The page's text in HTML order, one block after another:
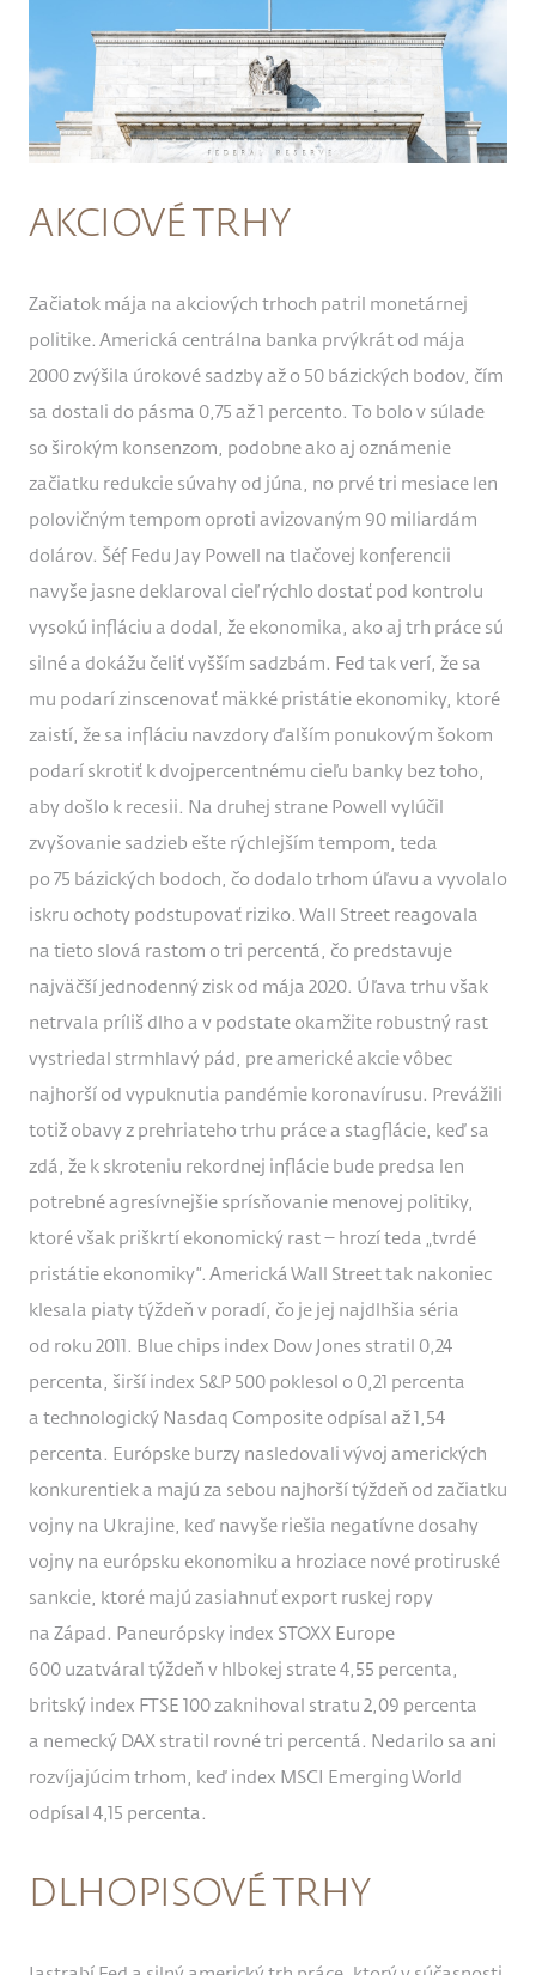
AKCIOVÉ TRHY
Začiatok mája na akciových trhoch patril monetárnej
politike. Americká centrálna banka prvýkrát od mája
2000 zvýšila úrokové sadzby až o 50 bázických bodov, čím
sa dostali do pásma 0,75 až 1 percento. To bolo v súlade
so širokým konsenzom, podobne ako aj oznámenie
začiatku redukcie súvahy od júna, no prvé tri mesiace len
polovičným tempom oproti avizovaným 90 miliardám
dolárov. Šéf Fedu Jay Powell na tlačovej konferencii
navyše jasne deklaroval cieľ rýchlo dostať pod kontrolu
vysokú infláciu a dodal, že ekonomika, ako aj trh práce sú
silné a dokážu čeliť vyšším sadzbám. Fed tak verí, že sa
mu podarí zinscenovať mäkké pristátie ekonomiky, ktoré
zaistí, že sa infláciu navzdory ďalším ponukovým šokom
podarí skrotiť k dvojpercentnému cieľu banky bez toho,
aby došlo k recesii. Na druhej strane Powell vylúčil
zvyšovanie sadzieb ešte rýchlejším tempom, teda
po 75 bázických bodoch, čo dodalo trhom úľavu a vyvolalo
iskru ochoty podstupovať riziko. Wall Street reagovala
na tieto slová rastom o tri percentá, čo predstavuje
najväčší jednodenný zisk od mája 2020. Úľava trhu však
netrvala príliš dlho a v podstate okamžite robustný rast
vystriedal strmhlavý pád, pre americké akcie vôbec
najhorší od vypuknutia pandémie koronavírusu. Prevážili
totiž obavy z prehriateho trhu práce a stagflácie, keď sa
zdá, že k skroteniu rekordnej inflácie bude predsa len
potrebné agresívnejšie sprísňovanie menovej politiky,
ktoré však priškrtí ekonomický rast – hrozí teda „tvrdé
pristátie ekonomiky“. Americká Wall Street tak nakoniec
klesala piaty týždeň v poradí, čo je jej najdlhšia séria
od roku 2011. Blue chips index Dow Jones stratil 0,24
percenta, širší index S&P 500 poklesol o 0,21 percenta
a technologický Nasdaq Composite odpísal až 1,54
percenta. Európske burzy nasledovali vývoj amerických
konkurentiek a majú za sebou najhorší týždeň od začiatku
vojny na Ukrajine, keď navyše riešia negatívne dosahy
vojny na európsku ekonomiku a hroziace nové protiruské
sankcie, ktoré majú zasiahnuť export ruskej ropy
na Západ. Paneurópsky index STOXX Europe
600 uzatváral týždeň v hlbokej strate 4,55 percenta,
britský index FTSE 100 zaknihoval stratu 2,09 percenta
a nemecký DAX stratil rovné tri percentá. Nedarilo sa ani
rozvíjajúcim trhom, keď index MSCI Emerging World
odpísal 4,15 percenta.
DLHOPISOVÉ TRHY